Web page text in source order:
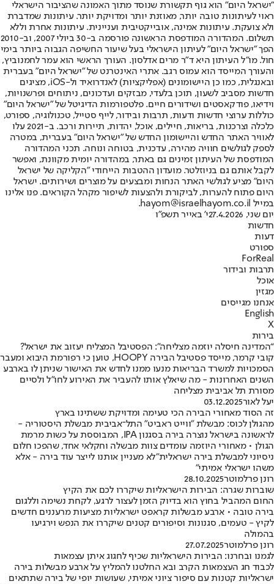
"ישראל היום" הוא גוף תקשורת שנוסד מתוך האמונה שהציבור הישראלי
ראוי לעיתונות טובה יותר, מאוזנת יותר ומדויקת יותר. עיתונות שמדברת
ולא צועקת. עיתונות אמינה, אובייקטיבית ועניינית. עיתונות אחרת וללא
תשלום. המהדורה המודפסת הראשונה פורסמה ב-30 ביולי 2007, וב-2010
הפך "ישראל היום" לעיתון הישראלי בעל שיעור החשיפה הגבוה ביותר בימי
חול. מו"ל העיתון היא ד"ר מרים אדלסון. העורך הראשי הוא עמר לחמנוביץ,
והעורך המייסד הוא עמוס רגב. אתרי האינטרנט של "ישראל היום" בעברית
ובאנגלית, כמו כן היישומונים (אפליקציות) לאנדרואיד ול-iOS, מציגים
חדשות מסביב לשעון, תוכן בלעדי, מבזקים ועדכונים, ניתוחים ופרשנויות,
וידיאו, פודקאסטים ושידורים חיים. פלטפורמות הדיגיטל של "ישראל היום"
כוללות ערוצי חדשות ודעות, תרבות ובידור, לייף סטייל, טכנולוגיה, ספורט,
כלכלה וצרכנות, בריאות, חיילים, אוכל, יהדות, תיירות ורכב. ב-2021 עלו
לאוויר האתר החדש והיישומון החדש של "ישראל היום" בעברית, במטרה
לספק לגולשים חוויה מהירה, עדכנית, בטוחה ונוחה. תכני המהדורה
המודפסת של העיתון זמינים גם באתר, במהדורה יומית מקוונת, ואפשר
לקבל אותם גם בניוזלטר. מועדון ההטבות הייחודי "הקליקה של ישראל
היום" מציע לגולשי האתר הנחות ומבצעים על מוצרים ושירותים. ישראל
היום פתוח להערות, לביקורת ולהצעות לשיפור מקהל הקוראים. פנו אלינו
במייל hayom@israelhayom.co.il.
יום שני, 27.4.2026
י' באייר תשפ"ו
חדשות
דעות
ספורט
ForReal
תרבות ובידור
אוכל
מגזין
אנחנו מגייסים
English
X
בירות
“המדינה חיסלה יוזמה מצליחה”: הפסטיבל המצליח יעזוב את ישראל?
קובי קרמר, מייסד פסטיבל הבירה HOOPY, טוען כי רפורמת היבוא ומעבר
הסמכויות למשרד הבריאות מנעו ממנו לחדש את האישור שניתן לו בארבע
השנים האחרונות - מה שיאלץ אותו להעביר את האירוע לחו״ל ולסיים
מסורת תל אביבית מצליחה
יעל לאור03.12.2025
זה הסוד מאחורי הבירה הכי טעימה ומדויקת ששתינו בארץ
מהגולן לכוס: מבשלת "ווייט ראביט" התל־אביבית מבשלת היסטוריה -
לראשונה בישראל נוצרה בירה בסגנון IPA, המבוססת על כשות מרמת
הגולן • מאחורי היוזמה עומדים צוות מבשלה וחקלאי אחד, שהפכו חלום
ניסיוני למבשלת בירה ישראלית"לא מעניין אותנו לייצר עוד בירה - אלא
משהו ישראלי אמיתי"
רונן פרלמוטר28.10.2025
שוברות שגרה: הבירות הישראליות שיקררו לכם את הקיץ
החום המהביל בחוץ הוא בדיוק הזמן לעצור לרגע, לקחת נשימה וללגום
בירה טובה • ארבע מבשלות קראפט ישראליות מציעות מרעננים חדשים
לקיץ - טעמים, סגנונות וסיפורים קטנים שיקררו את הנפש וירגיעו
בהמולה
רונן פרלמוטר27.07.2025
לגמנו ובחרנו: הבירות הישראליות שכיף לחגוג איתן עצמאות
לכבוד חג העצמאות הקרב ובא החלטנו להמליץ על ארבע מבשלות בירה
ישראליות קטנות עם סיפור ציוני אמיתי, שעושות יופי של בירה שתתאים